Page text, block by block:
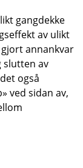
gangdekke
av ulikt
annankvar
slutten av
også
ved sidan av,